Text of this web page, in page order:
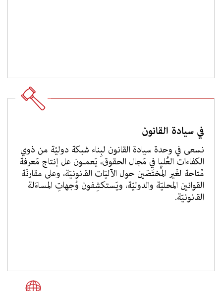
في سيادة القانون
نسعى في وحدة سيادة القانون لبِناء شبكة دوليّة من ذوي
الكفاءات العُليا في مَجال الحقوق، يَعملون عل إنتاج مَعرفة
مُتاحة لغَير المُختَصّين حول الآليّات القانونيّة، وعلى مقارنَة
القوانين المحليّة والدوليّة، ويَستكشِفون وُجهاتِ المساءَلة
القانونيّة.